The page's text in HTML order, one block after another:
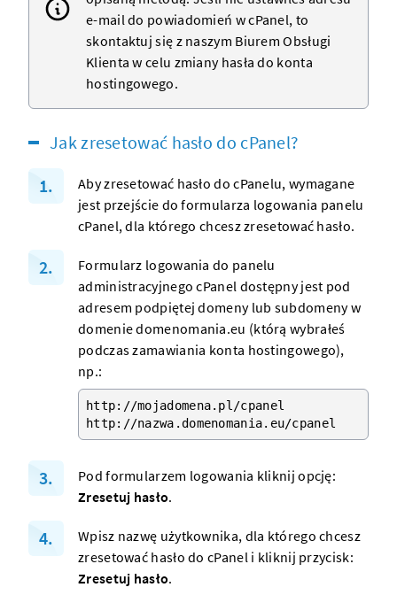
e-mail do powiadomień w cPanel, to
skontaktuj się z naszym Biurem Obsługi
Klienta w celu zmiany hasła do konta
hostingowego.
Jak zresetować hasło do cPanel?
Aby zresetować hasło do cPanelu, wymagane
jest przejście do formularza logowania panelu
cPanel, dla którego chcesz zresetować hasło.
Formularz logowania do panelu
administracyjnego cPanel dostępny jest pod
adresem podpiętej domeny lub subdomeny w
domenie domenomania.eu (którą wybrałeś
podczaszamawiania konta hostingowego),
np.:
http://mojadomena.pl/cpanel
http://nazwa.domenomania.eu/cpanel
Pod formularzem logowania kliknij opcję:
Zresetuj hasło.
Wpisz nazwę użytkownika, dla którego chcesz
zresetować hasło do cPanel i kliknij przycisk:
Zresetuj hasło.